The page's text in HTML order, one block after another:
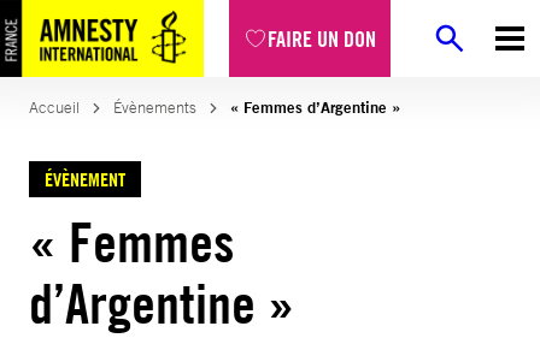
FAIRE UN DON
Accueil Évènements « Femmes d’Argentine »
ÉVÈNEMENT
« Femmes
d’Argentine »